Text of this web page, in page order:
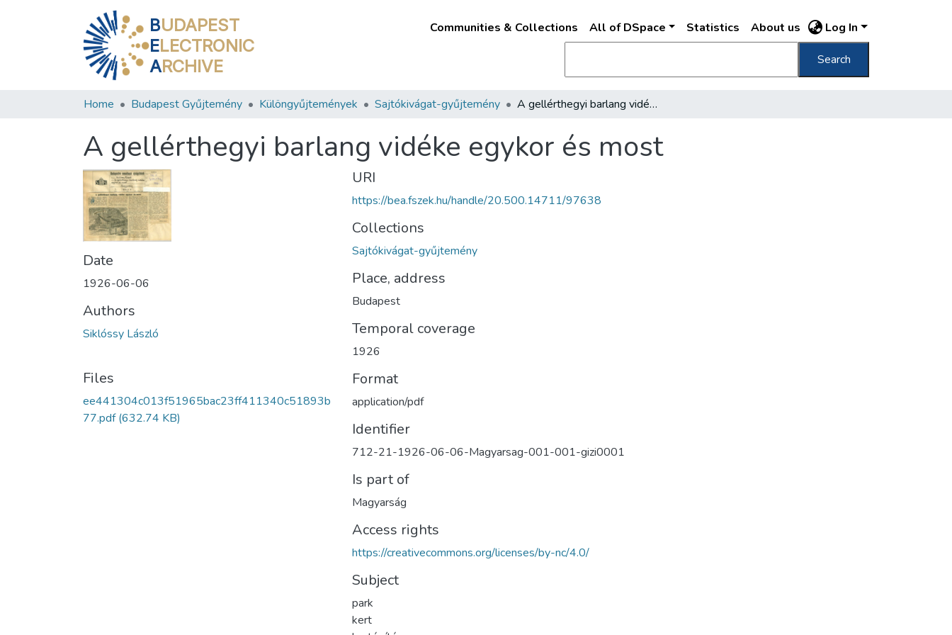
BUDAPEST
ELECTRONIC
ARCHIVE
Communities & Collections All of DSpace Statistics About us Log In
Search
Home Budapest Gyűjtemény Különgyűjtemények Sajtókivágat-gyűjtemény A gellérthegyi barlang vidéke egykor és most
A gellérthegyi barlang vidéke egykor és most
Date
1926-06-06
Authors
Siklóssy László
Files
ee441304c013f51965bac23ff411340c51893b
77.pdf(632.74 KB)
URI
https://bea.fszek.hu/handle/20.500.14711/97638
Collections
Sajtókivágat-gyűjtemény
Place, address
Budapest
Temporal coverage
1926
Format
application/pdf
Identifier
712-21-1926-06-06-Magyarsag-001-001-gizi0001
Is part of
Magyarság
Access rights
https://creativecommons.org/licenses/by-nc/4.0/
Subject
park
kert